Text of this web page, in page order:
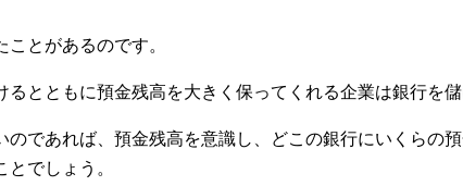
とがあるのです。
るとともに預金残高を大きく保ってくれる企業は銀行を
のであれば、預金残高を意識し、どこの銀行にいくらの
でしょう。